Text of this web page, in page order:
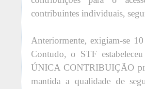
contribuintes individuais,
Anteriormente, exigiam-se
Contudo, o STF
ÚNICA CONTRIBUIÇÃO
mantida a qualidade de